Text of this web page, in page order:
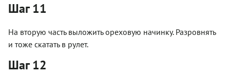
Шаг 11
На вторую часть выложить ореховую начинку. Разровнять
и тоже скатать в рулет.
Шаг 12